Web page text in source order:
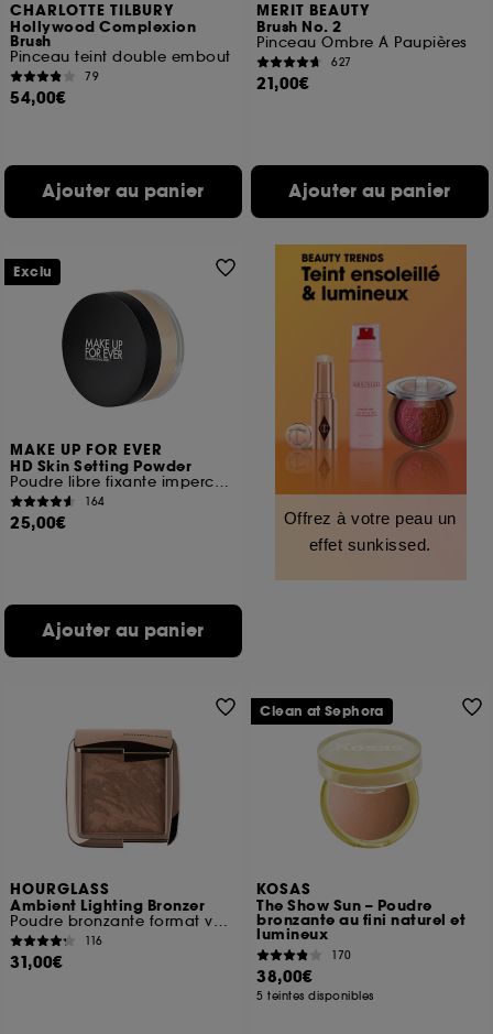
CHARLOTTE TILBURY
Hollywood Complexion
Brush
Pinceau teint double embout
79
54,00€
Ajouter au panier
MERIT BEAUTY
Brush No. 2
Pinceau Ombre À Paupières
627
21,00€
Ajouter au panier
MAKE UP FOR EVER
HD Skin Setting Powder
Poudre libre fixante imperceptible
164
25,00€
Ajouter au panier
Exclu
Offrez à votre peau un
effet sunkissed.
HOURGLASS
Ambient Lighting Bronzer
Poudre bronzante format voyage
116
31,00€
KOSAS
The Show Sun – Poudre
bronzante au fini naturel et
lumineux
170
38,00€
5 teintes disponibles
Clean at Sephora